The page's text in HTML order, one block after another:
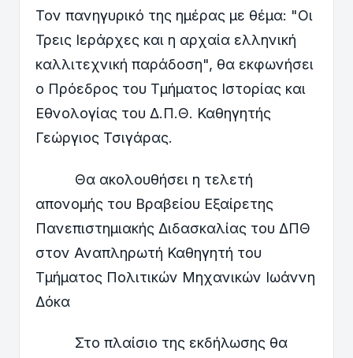
Τον πανηγυρικό της ημέρας με θέμα: "Οι
Τρεις Ιεράρχες και η αρχαία ελληνική
καλλιτεχνική παράδοση", θα εκφωνήσει
ο Πρόεδρος του Τμήματος Ιστορίας και
Εθνολογίας του Δ.Π.Θ. Καθηγητής
Γεώργιος Τσιγάρας.
Θα ακολουθήσει η τελετή
απονομής του Βραβείου Εξαίρετης
Πανεπιστημιακής Διδασκαλίας του ΔΠΘ
στον Αναπληρωτή Καθηγητή του
Τμήματος Πολιτικών Μηχανικών Ιωάννη
Δόκα
Στο πλαίσιο της εκδήλωσης θα